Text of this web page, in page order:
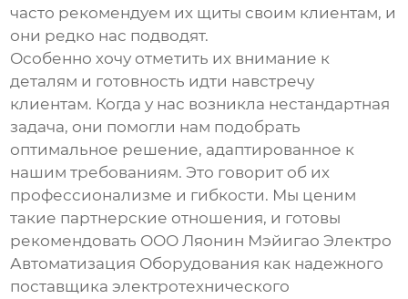
часто рекомендуем их щиты своим клиентам, и
они редко нас подводят.
Особенно хочу отметить их внимание к
деталям и готовность идти навстречу
клиентам. Когда у нас возникла нестандартная
задача, они помогли нам подобрать
оптимальное решение, адаптированное к
нашим требованиям. Это говорит об их
профессионализме и гибкости. Мы ценим
такие партнерские отношения, и готовы
рекомендовать ООО Ляонин Мэйигао Электро
Автоматизация Оборудования как надежного
поставщика электротехнического